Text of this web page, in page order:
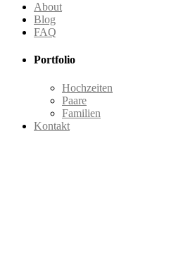
About
Blog
FAQ
Portfolio
Hochzeiten
Paare
Familien
Kontakt